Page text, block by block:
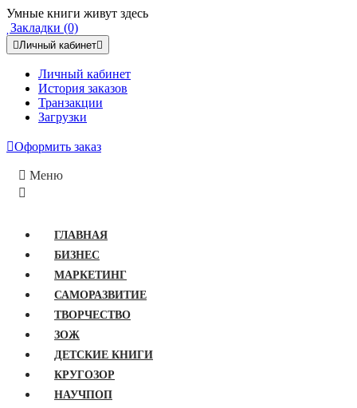
Умные книги живут здесь
Закладки (0)
Личный кабинет
Личный кабинет
История заказов
Транзакции
Загрузки
Оформить заказ
Меню
ГЛАВНАЯ
БИЗНЕС
МАРКЕТИНГ
САМОРАЗВИТИЕ
ТВОРЧЕСТВО
ЗОЖ
ДЕТСКИЕ КНИГИ
КРУГОЗОР
НАУЧПОП